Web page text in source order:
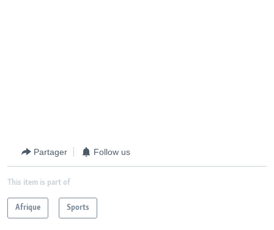
Partager Follow us
This item is part of
Afrique Sports